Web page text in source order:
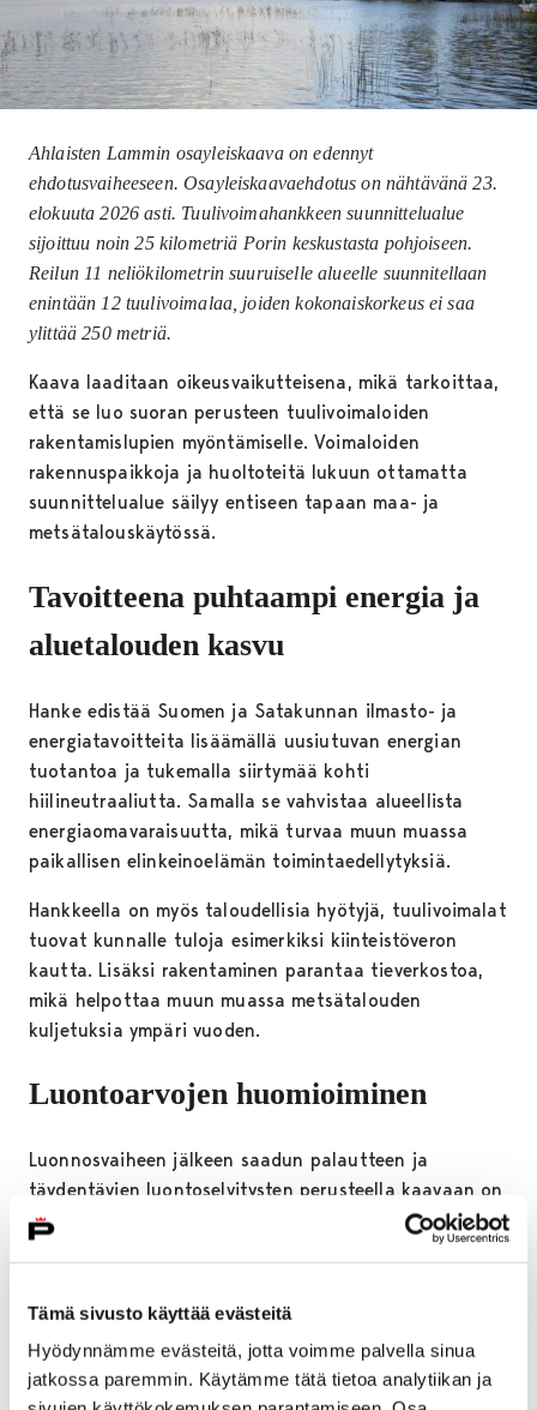
Tämä sivusto käyttää evästeitä
Hyödynnämme evästeitä, jotta voimme palvella sinua
jatkossa paremmin. Käytämme tätä tietoa analytiikan ja
Ahlaisten Lammin osayleiskaava on edennyt
ehdotusvaiheeseen. Osayleiskaavaehdotus on nähtävänä 23.
elokuuta 2026 asti. Tuulivoimahankkeen suunnittelualue
sijoittuu noin 25 kilometriä Porin keskustasta pohjoiseen.
Reilun 11 neliökilometrin suuruiselle alueelle suunnitellaan
enintään 12 tuulivoimalaa, joiden kokonaiskorkeus ei saa
ylittää 250 metriä.
Kaava laaditaan oikeusvaikutteisena, mikä tarkoittaa,
että se luo suoran perusteen tuulivoimaloiden
rakentamislupien myöntämiselle. Voimaloiden
rakennuspaikkoja ja huoltoteitä lukuun ottamatta
suunnittelualue säilyy entiseen tapaan maa- ja
metsätalouskäytössä.
Tavoitteena puhtaampi energia ja
aluetalouden kasvu
Hanke edistää Suomen ja Satakunnan ilmasto- ja
energiatavoitteita lisäämällä uusiutuvan energian
tuotantoa ja tukemalla siirtymää kohti
hiilineutraaliutta. Samalla se vahvistaa alueellista
energiaomavaraisuutta, mikä turvaa muun muassa
paikallisen elinkeinoelämän toimintaedellytyksiä.
Hankkeella on myös taloudellisia hyötyjä, tuulivoimalat
tuovat kunnalle tuloja esimerkiksi kiinteistöveron
kautta. Lisäksi rakentaminen parantaa tieverkostoa,
mikä helpottaa muun muassa metsätalouden
kuljetuksia ympäri vuoden.
Luontoarvojen huomioiminen
Luonnosvaiheen jälkeen saadun palautteen ja
täydentävien luontoselvitysten perusteella kaavaan on
tehty joitakin muutoksia.
Alueen luontoarvojen säilyttämiseksi kaksi voimalaa on
monimuotoisuuden turvaamiseksi kaavassa on
huomioitu esimerkiksi mehiläishaukan reviiri ja metson
soidinalue. Tielinjauksia ja sähkönsiirtoreittejä on